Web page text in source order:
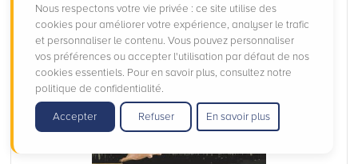
Nous respectons votre vie privée : ce site utilise des
cookies pour améliorer votre expérience, analyser le trafic
et personnaliser le contenu. Vous pouvez personnaliser
vos préférences ou accepter l'utilisation par défaut de nos
cookies essentiels. Pour en savoir plus, consultez notre
politique de confidentialité.
Accepter Refuser En savoir plus
L' empereur de la joie
DeOcean VUONG
Editions :Gallimard
Plus d'infos